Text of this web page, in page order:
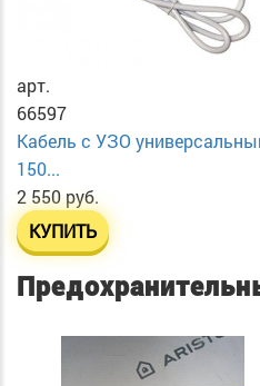
арт.
66597
Кабель с УЗО
150...
2 550 руб.
КУПИТЬ